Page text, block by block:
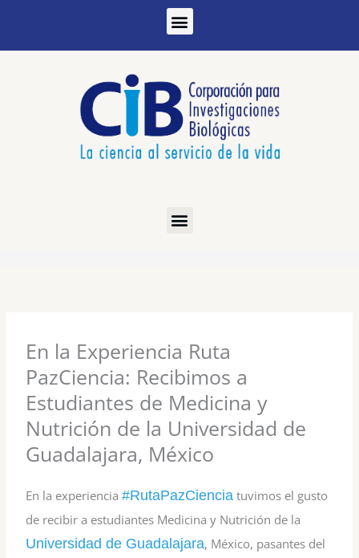
En la Experiencia Ruta
PazCiencia: Recibimos a
Estudiantes de Medicina y
Nutrición de la Universidad de
Guadalajara, México
En la experiencia#RutaPazCiencia tuvimos el gusto
de recibir a estudiantes Medicina y Nutrición de la
Universidad de Guadalajara, México, pasantes del